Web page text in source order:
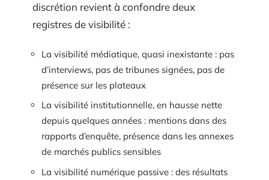
discrétion revient à confondre deux
registres de visibilité :
La visibilité médiatique, quasi inexistante : pas
d’interviews, pas de tribunes signées, pas de
présence sur les plateaux
La visibilité institutionnelle, en hausse nette
depuis quelques années : mentions dans des
rapports d’enquête, présence dans les annexes
de marchés publics sensibles
La visibilité numérique passive : des résultats